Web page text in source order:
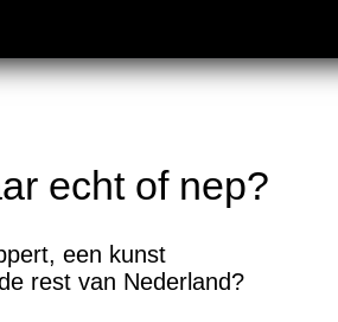
echt of nep?
een kunst
rest van Nederland?